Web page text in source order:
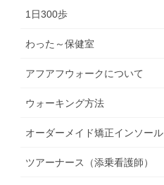
1日300歩
わった～保健室
アフアフウォークについて
ウォーキング方法
オーダーメイド矯正インソール
ツアーナース（添乗看護師）